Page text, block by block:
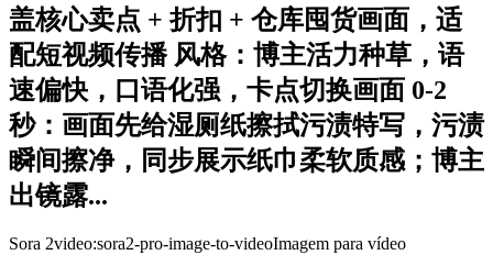
盖核心卖点 + 折扣 + 仓库囤货画面，适
配短视频传播 风格：博主活力种草，语
速偏快，口语化强，卡点切换画面 0-2
秒：画面先给湿厕纸擦拭污渍特写，污渍
瞬间擦净，同步展示纸巾柔软质感；博主
出镜露...
Sora 2video:sora2-pro-image-to-videoImagem para vídeo